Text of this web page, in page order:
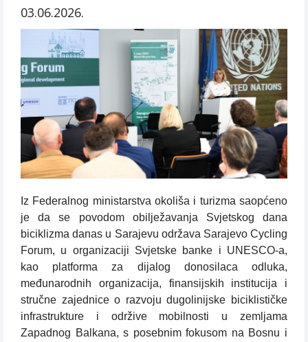
03.06.2026.
Iz Federalnog ministarstva okoliša i turizma saopćeno
je da se povodom obilježavanja Svjetskog dana
biciklizma danas u Sarajevu održava Sarajevo Cycling
Forum, u organizaciji Svjetske banke i UNESCO-a,
kao platforma za dijalog donosilaca odluka,
međunarodnih organizacija, finansijskih institucija i
stručne zajednice o razvoju dugolinijske biciklističke
infrastrukture i održive mobilnosti u zemljama
Zapadnog Balkana, s posebnim fokusom na Bosnu i